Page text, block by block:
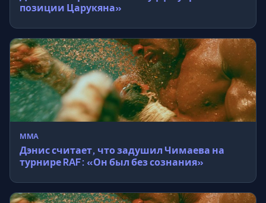
позиции Царукяна»
MMA
Дэнис считает, что задушил Чимаева на
турнире RAF: «Он был без сознания»